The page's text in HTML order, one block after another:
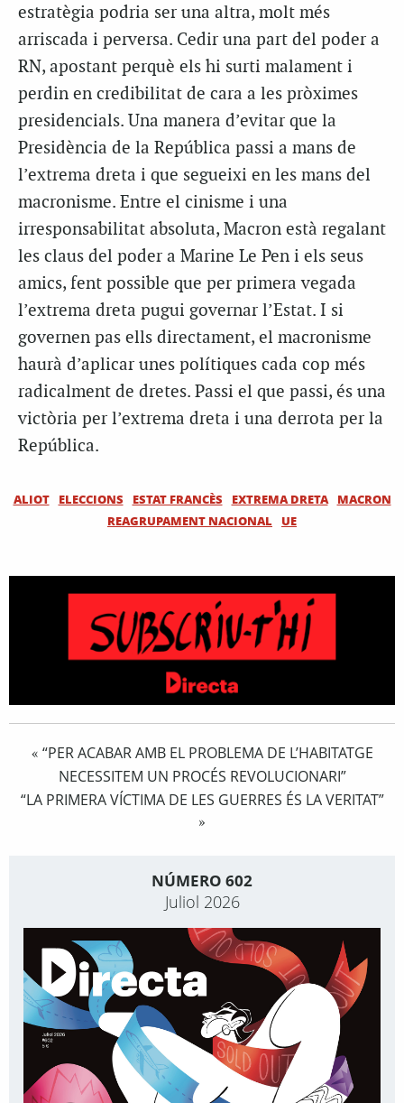
estratègia podria ser una altra, molt més
arriscada i perversa. Cedir una part del poder a
RN, apostant perquè els hi surti malament i
perdin en credibilitat de cara a les pròximes
presidencials. Una manera d’evitar que la
Presidència de la República passi a mans de
l’extrema dreta i que segueixi en les mans del
macronisme. Entre el cinisme i una
irresponsabilitat absoluta, Macron està regalant
les claus del poder a Marine Le Pen i els seus
amics, fent possible que per primera vegada
l’extrema dreta pugui governar l’Estat. I si
governen pas ells directament, el macronisme
haurà d’aplicar unes polítiques cada cop més
radicalment de dretes. Passi el que passi, és una
victòria per l’extrema dreta i una derrota per la
República.
ALIOT ELECCIONS ESTAT FRANCÈS EXTREMA DRETA
MACRON
REAGRUPAMENT NACIONAL
UE
« “PER ACABAR AMB EL PROBLEMA DE L’HABITATGE
NECESSITEM UN PROCÉS REVOLUCIONARI”
“LA PRIMERA VÍCTIMA DE LES GUERRES ÉS LA VERITAT”
»
NÚMERO 602
Juliol 2026